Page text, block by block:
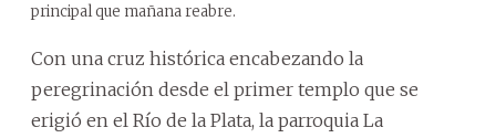
principal que mañana reabre.
Con una cruz histórica encabezando la
peregrinación desde el primer templo que se
erigió en el Río de la Plata, la parroquia La